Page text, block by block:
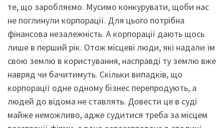
те, що заробляємо. Мусимо конкурувати, щоби нас
не поглинули корпорації. Для цього потрібна
фінансова незалежність. А корпорації дають щось
лише в перший рік. Отож місцеві люди, які надали їм
свою землю в користування, насправді ту землю вже
навряд чи бачитимуть. Скільки випадків, що
корпорації одне одному бізнес перепродують, а
людей до відома не ставлять. Довести це в суді
майже неможливо, адже судитися треба за місцем